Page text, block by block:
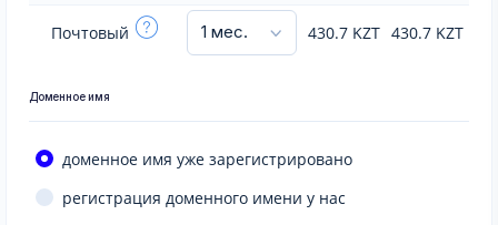
Почтовый 430.7 KZT 430.7 KZT
Доменное имя
доменное имя уже зарегистрировано
регистрация доменного имени у нас